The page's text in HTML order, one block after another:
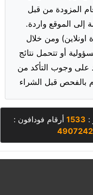
المزودة من قبل
إلى الموقع واردة.
اونلاين) ومن خلال
أو تتحمل نتائج
على وجوب التأكد من
:
1533 أرقام فودافون :
4907242